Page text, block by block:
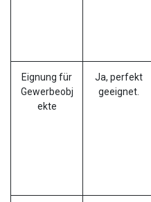
Eignung für
Gewerbeobj
ekte
Ja, perfekt
geeignet.